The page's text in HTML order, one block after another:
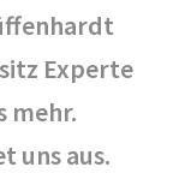
Experte
mehr.
uns aus.